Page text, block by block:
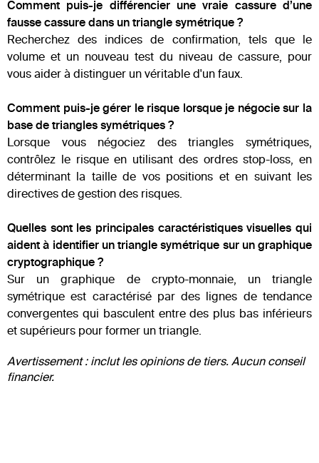
Comment puis-je différencier une vraie cassure d’une
fausse cassure dans un triangle symétrique ?
Recherchez des indices de confirmation, tels que le
volume et un nouveau test du niveau de cassure, pour
vous aider à distinguer un véritable d'un faux.
Comment puis-je gérer le risque lorsque je négocie sur la
base de triangles symétriques ?
Lorsque vous négociez des triangles symétriques,
contrôlez le risque en utilisant des ordres stop-loss, en
déterminant la taille de vos positions et en suivant les
directives de gestion des risques.
Quelles sont les principales caractéristiques visuelles qui
aident à identifier un triangle symétrique sur un graphique
cryptographique ?
Sur un graphique de crypto-monnaie, un triangle
symétrique est caractérisé par des lignes de tendance
convergentes qui basculent entre des plus bas inférieurs
et supérieurs pour former un triangle.
Avertissement : inclut les opinions de tiers. Aucun conseil
financier.